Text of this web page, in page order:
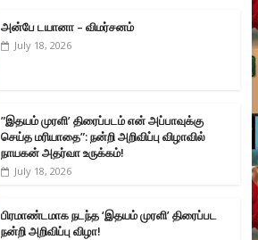
அன்பே டயானா – விமர்சனம்
July 18, 2026
”இதயம் முரளி’ திரைப்படம் என் அப்பாவுக்கு
செய்த மரியாதை”: நன்றி அறிவிப்பு விழாவில்
நாயகன் அதர்வா உருக்கம்!
July 18, 2026
பிரமாண்டமாக நடந்த ‘இதயம் முரளி’ திரைப்பட
நன்றி அறிவிப்பு விழா!